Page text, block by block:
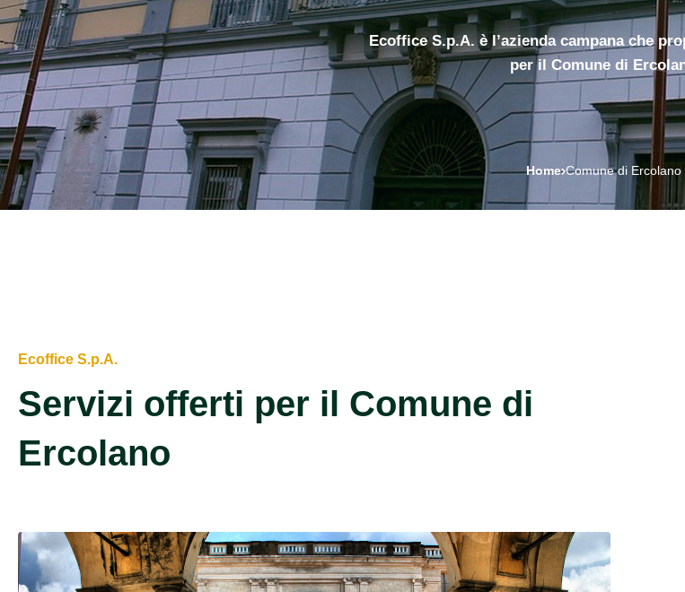
Ecoffice S.p.A. è l’azienda campana che
per il Comune di
Home Comune di Ercolano
Ecoffice S.p.A.
Servizi offerti per il Comune di
Ercolano